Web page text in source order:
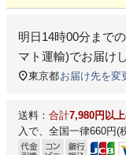
明日14時00分 まで
マト運輸)でお届け
東京都お届け先を変
送料： 合計7,980円以上
入で、全国一律660円(